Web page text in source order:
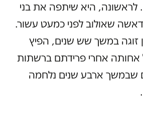
בדיוק למה. לראשונה, היא שיתפה את בני
שאולוב לפני כמעט עשור.
זוגה במשך שש שנים, הפיץ
אחותה אחרי פרידתם ברשתות
שבמשך ארבע שנים נלחמה